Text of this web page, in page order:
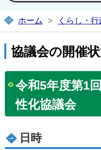
ホーム くらし・行
協議会の開催状
令和5年度第1
性化協議会
日時